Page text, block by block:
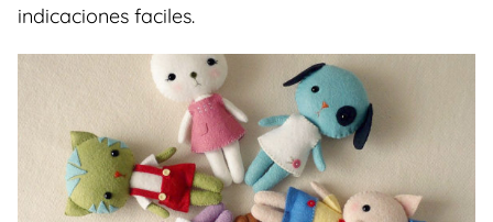
indicaciones faciles.